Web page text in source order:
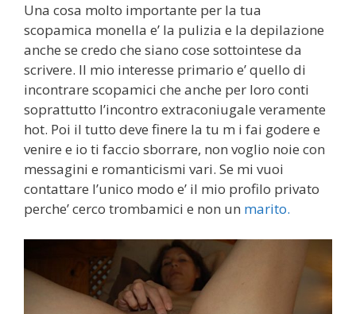
Una cosa molto importante per la tua
scopamica monella e’ la pulizia e la depilazione
anche se credo che siano cose sottointese da
scrivere. Il mio interesse primario e’ quello di
incontrare scopamici che anche per loro conti
soprattutto l’incontro extraconiugale veramente
hot. Poi il tutto deve finere la tu m i fai godere e
venire e io ti faccio sborrare, non voglio noie con
messagini e romanticismi vari. Se mi vuoi
contattare l’unico modo e’ il mio profilo privato
perche’ cerco trombamici e non un marito.